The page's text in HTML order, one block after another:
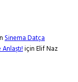
Sinema Datça
Anlaştı!içinElif Naz